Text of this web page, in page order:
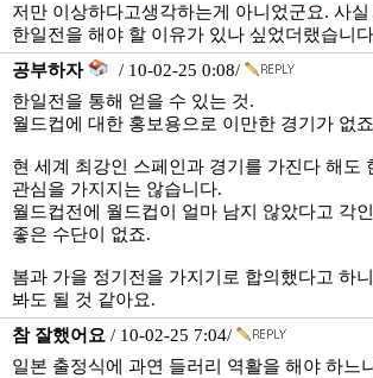
저만 이상하다고생각하는게 아니었군요. 사실
한일전을 해야 할 이유가 있나 싶었더랬습니
공부하자
/ 10-02-25 0:08/
한일전을 통해 얻을 수 있는 것.
월드컵에 대한 홍보용으로 이만한 경기가 없
현 세계 최강인 스페인과 경기를 가진다 해도
관심을 가지지는 않습니다.
월드컵전에 월드컵이 얼마 남지 않았다고 각
좋은 수단이 없죠.
봄과 가을 정기전을 가지기로 합의했다고 하
봐도 될 것 같아요.
참 잘했어요 / 10-02-25 7:04/
일본 출정식에 과연 들러리 역활을 해야 하느